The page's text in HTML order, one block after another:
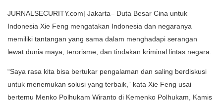
JURNALSECURITY.com| Jakarta– Duta Besar Cina untuk
Indonesia Xie Feng mengatakan Indonesia dan negaranya
memiliki tantangan yang sama dalam menghadapi serangan
lewat dunia maya, terorisme, dan tindakan kriminal lintas negara.
“Saya rasa kita bisa bertukar pengalaman dan saling berdiskusi
untuk menemukan solusi yang terbaik,” kata Xie Feng usai
bertemu Menko Polhukam Wiranto di Kemenko Polhukam, Kamis